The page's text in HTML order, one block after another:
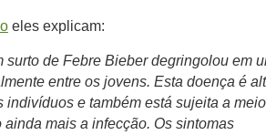
eles explicam:
surto de Febre Bieber degringolou em
entre os jovens. Esta doença é
indivíduos e também está sujeita a
ainda mais a infecção. Os sintomas